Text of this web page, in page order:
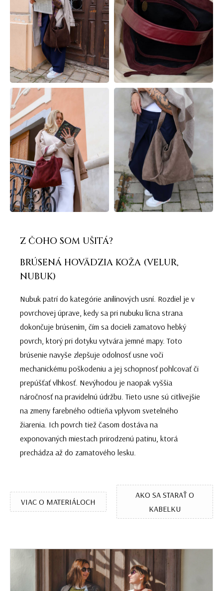
Z ČOHO SOM UŠITÁ?
BRÚSENÁ HOVÄDZIA KOŽA (VELUR,
NUBUK)
Nubuk patrí do kategórie anilínových usní. Rozdiel je v
povrchovej úprave, kedy sa pri nubuku lícna strana
dokončuje brúsením, čím sa docieli zamatovo hebký
povrch, ktorý pri dotyku vytvára jemné mapy. Toto
brúsenie navyše zlepšuje odolnosť usne voči
mechanickému poškodeniu a jej schopnosť pohlcovať či
prepúšťať vlhkosť. Nevýhodou je naopak vyššia
náročnosť na pravidelnú údržbu. Tieto usne sú citlivejšie
na zmeny farebného odtieňa vplyvom svetelného
žiarenia. Ich povrch tiež časom dostáva na
exponovaných miestach prirodzenú patinu, ktorá
prechádza až do zamatového lesku.
VIAC O MATERIÁLOCH
AKO SA STARAŤ O
KABELKU